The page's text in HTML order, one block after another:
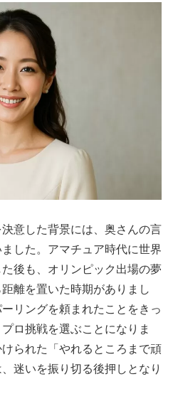
意した背景には、奥さんの言
した。アマチュア時代に世界
後も、オリンピック出場の夢
離を置いた時期がありまし
リングを頼まれたことをきっ
ロ挑戦を選ぶことになりま
られた「やれるところまで頑
迷いを振り切る後押しとなり